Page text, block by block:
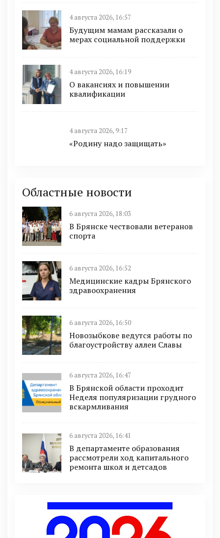
4 августа 2026, 16:57
Будущим мамам рассказали о
мерах социальной поддержки
4 августа 2026, 16:19
О вакансиях и повышении
квалификации
4 августа 2026, 9:17
«Родину надо защищать»
Областные новости
6 августа 2026, 18:03
В Брянске чествовали ветеранов
спорта
6 августа 2026, 16:52
Медицинские кадры Брянского
здравоохранения
6 августа 2026, 16:50
Новозыбкове ведутся работы по
благоустройству аллеи Славы
6 августа 2026, 16:47
В Брянской области проходит
Неделя популяризации грудного
вскармливания
6 августа 2026, 16:41
В департаменте образования
рассмотрели ход капитального
ремонта школ и детсадов